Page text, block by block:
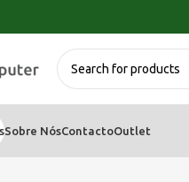
Sobre NósContactoOutlet